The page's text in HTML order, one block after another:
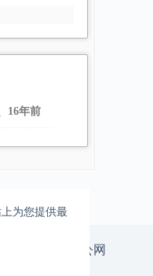
为您提供最
16年前
号-3
京公网